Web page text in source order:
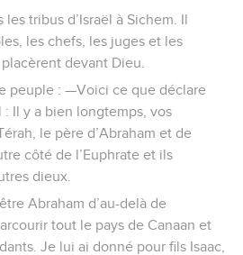
tribus d’Israël à Sichem. Il
les chefs, les juges et les
devant Dieu.
peuple : —Voici ce que déclare
: Il y a bien longtemps, vos
le père d’Abraham et de
côté de l’Euphrate et ils
dieux.
Abraham d’au-delà de
tout le pays de Canaan et
Je lui ai donné pour fils Isaac,